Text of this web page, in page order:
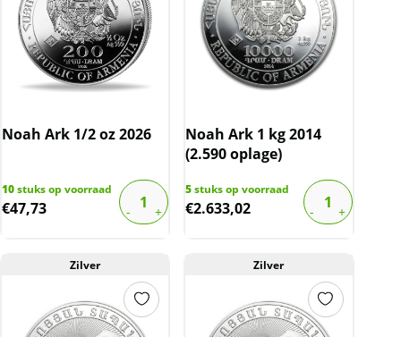
Noah Ark 1/2 oz 2026
10stuks op voorraad
€47,73
Noah Ark 1 kg 2014
(2.590 oplage)
5stuks op voorraad
€2.633,02
Zilver Zilver